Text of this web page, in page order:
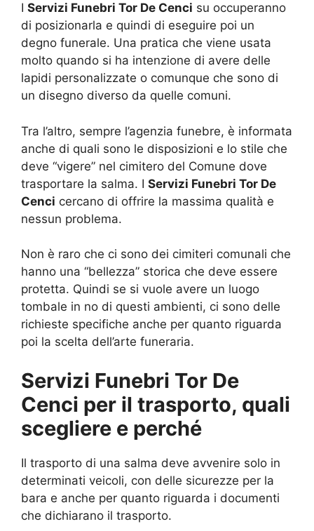
I Servizi Funebri Tor De Cenci su occuperanno
di posizionarla e quindi di eseguire poi un
degno funerale. Una pratica che viene usata
molto quando si ha intenzione di avere delle
lapidi personalizzate o comunque che sono di
un disegno diverso da quelle comuni.
Tra l’altro, sempre l’agenzia funebre, è informata
anche di quali sono le disposizioni e lo stile che
deve “vigere” nel cimitero del Comune dove
trasportare la salma. I Servizi Funebri Tor De
Cenci cercano di offrire la massima qualità e
nessun problema.
Non è raro che ci sono dei cimiteri comunali che
hanno una “bellezza” storica che deve essere
protetta. Quindi se si vuole avere un luogo
tombale in no di questi ambienti, ci sono delle
richieste specifiche anche per quanto riguarda
poi la scelta dell’arte funeraria.
Servizi Funebri Tor De
Cenci per il trasporto, quali
scegliere e perché
Il trasporto di una salma deve avvenire solo in
determinati veicoli, con delle sicurezze per la
bara e anche per quanto riguarda i documenti
che dichiarano il trasporto.